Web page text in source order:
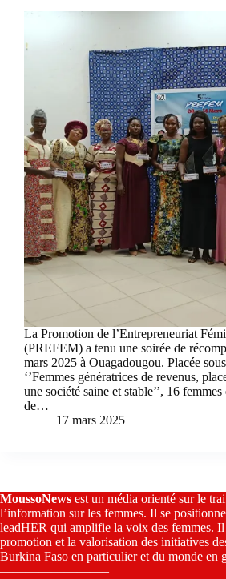
La Promotion de l’Entrepreneuriat
(PREFEM) a tenu une soirée de
mars 2025 à Ouagadougou. Placée
‘’Femmes génératrices de revenus,
une société saine et stable’’, 16
de…
17 mars 2025
MoussoNews est un média orienté sur le
l’information sur les femmes. Il se
leadHER qui amplifie la voix des femmes.
promotion et la valorisation des initiatives
Burkina Faso en particulier et du monde en
————————–